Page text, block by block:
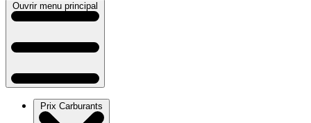
Ouvrir menu principal
Prix Carburants